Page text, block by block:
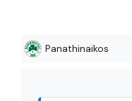
Panathinaikos